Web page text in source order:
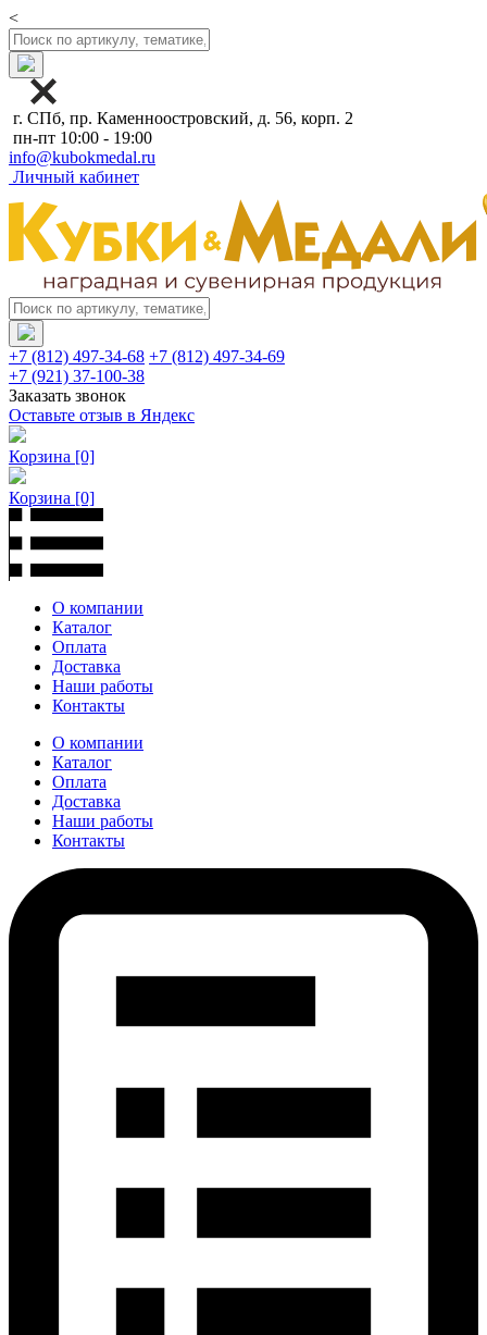
<
г. СПб, пр. Каменноостровский, д. 56, корп. 2
пн-пт 10:00 - 19:00
info@kubokmedal.ru
Личный кабинет
+7 (812) 497-34-68 +7 (812) 497-34-69
+7 (921) 37-100-38
Заказать звонок
Оставьте отзыв в Яндекс
Корзина [0]
Корзина [0]
О компании
Каталог
Оплата
Доставка
Наши работы
Контакты
О компании
Каталог
Оплата
Доставка
Наши работы
Контакты